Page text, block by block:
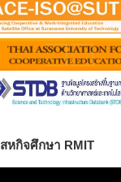
สหกิจศึกษา RMIT